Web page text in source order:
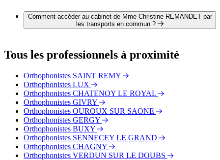
Mme Christine REMANDET :
Mme Claire LAMBERT
Comment accéder au cabinet de Mme Christine REMANDET par
les transports en commun ?
proximité des arrêts suivants :
Bus - Gare Routière
Bus - Pôle Gares
Tous les professionnels à proximité
Orthophonistes SAINT REMY
Orthophonistes LUX
Orthophonistes CHATENOY LE ROYAL
Orthophonistes GIVRY
Orthophonistes OUROUX SUR SAONE
Orthophonistes GERGY
Orthophonistes BUXY
Orthophonistes SENNECEY LE GRAND
Orthophonistes CHAGNY
Orthophonistes VERDUN SUR LE DOUBS